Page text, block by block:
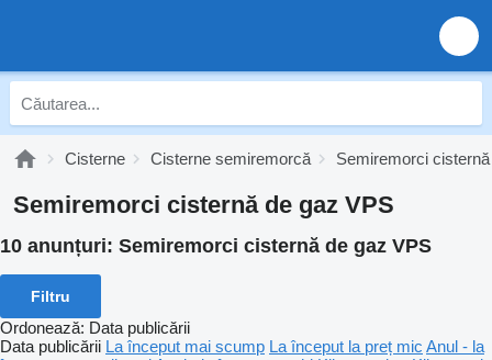
Cisterne Cisterne semiremorcă Semiremorci
Semiremorci cisternă de gaz VPS
10 anunțuri: Semiremorci cisternă de gaz VPS
Filtru
Ordonează: Data publicării
Data publicării La început mai scump La început la preț mic Anul - la